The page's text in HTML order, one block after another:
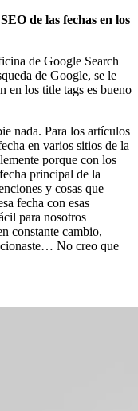
de las fechas en los
de Google Search
de Google, se le
en los title tags es bueno
nada. Para los artículos
en varios sitios de la
porque con los
principal de la
y cosas que
fecha con esas
para nosotros
constante cambio,
No creo que